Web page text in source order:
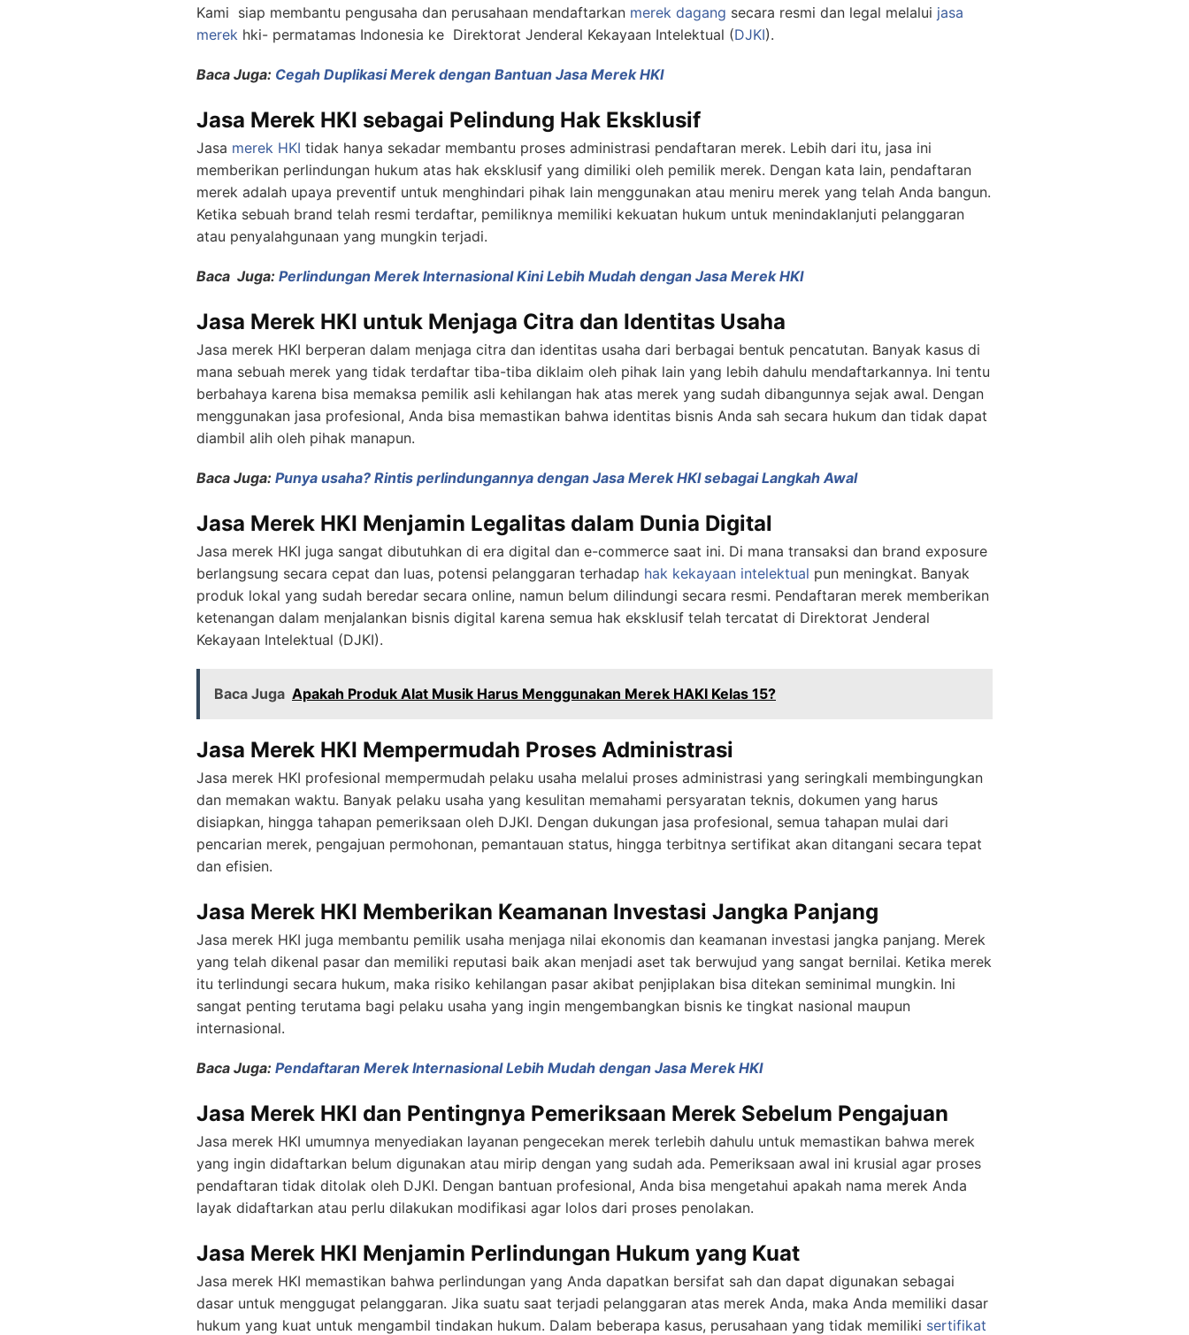
Kami siap membantu pengusaha dan perusahaan mendaftarkan merek dagang secara resmi dan legal melalui jasa
merek hki- permatamas Indonesia ke Direktorat Jenderal Kekayaan Intelektual (DJKI).
Baca Juga: Cegah Duplikasi Merek dengan Bantuan Jasa Merek HKI
Jasa Merek HKI sebagai Pelindung Hak Eksklusif
Jasa merek HKI tidak hanya sekadar membantu proses administrasi pendaftaran merek. Lebih dari itu, jasa ini
memberikan perlindungan hukum atas hak eksklusif yang dimiliki oleh pemilik merek. Dengan kata lain, pendaftaran
merek adalah upaya preventif untuk menghindari pihak lain menggunakan atau meniru merek yang telah Anda bangun.
Ketika sebuah brand telah resmi terdaftar, pemiliknya memiliki kekuatan hukum untuk menindaklanjuti pelanggaran
atau penyalahgunaan yang mungkin terjadi.
Baca Juga: Perlindungan Merek Internasional Kini Lebih Mudah dengan Jasa Merek HKI
Jasa Merek HKI untuk Menjaga Citra dan Identitas Usaha
Jasa merek HKI berperan dalam menjaga citra dan identitas usaha dari berbagai bentuk pencatutan. Banyak kasus di
mana sebuah merek yang tidak terdaftar tiba-tiba diklaim oleh pihak lain yang lebih dahulu mendaftarkannya. Ini tentu
berbahaya karena bisa memaksa pemilik asli kehilangan hak atas merek yang sudah dibangunnya sejak awal. Dengan
menggunakan jasa profesional, Anda bisa memastikan bahwa identitas bisnis Anda sah secara hukum dan tidak dapat
diambil alih oleh pihak manapun.
Baca Juga: Punya usaha? Rintis perlindungannya dengan Jasa Merek HKI sebagai Langkah Awal
Jasa Merek HKI Menjamin Legalitas dalam Dunia Digital
Jasa merek HKI juga sangat dibutuhkan di era digital dan e-commerce saat ini. Di mana transaksi dan brand exposure
berlangsung secara cepat dan luas, potensi pelanggaran terhadap hak kekayaan intelektual pun meningkat. Banyak
produk lokal yang sudah beredar secara online, namun belum dilindungi secara resmi. Pendaftaran merek memberikan
ketenangan dalam menjalankan bisnis digital karena semua hak eksklusif telah tercatat di Direktorat Jenderal
Kekayaan Intelektual (DJKI).
Baca Juga Apakah Produk Alat Musik Harus Menggunakan Merek HAKI Kelas 15?
Jasa Merek HKI Mempermudah Proses Administrasi
Jasa merek HKI profesional mempermudah pelaku usaha melalui proses administrasi yang seringkali membingungkan
dan memakan waktu. Banyak pelaku usaha yang kesulitan memahami persyaratan teknis, dokumen yang harus
disiapkan, hingga tahapan pemeriksaan oleh DJKI. Dengan dukungan jasa profesional, semua tahapan mulai dari
pencarian merek, pengajuan permohonan, pemantauan status, hingga terbitnya sertifikat akan ditangani secara tepat
dan efisien.
Jasa Merek HKI Memberikan Keamanan Investasi Jangka Panjang
Jasa merek HKI juga membantu pemilik usaha menjaga nilai ekonomis dan keamanan investasi jangka panjang. Merek
yang telah dikenal pasar dan memiliki reputasi baik akan menjadi aset tak berwujud yang sangat bernilai. Ketika merek
itu terlindungi secara hukum, maka risiko kehilangan pasar akibat penjiplakan bisa ditekan seminimal mungkin. Ini
sangat penting terutama bagi pelaku usaha yang ingin mengembangkan bisnis ke tingkat nasional maupun
internasional.
Baca Juga: Pendaftaran Merek Internasional Lebih Mudah dengan Jasa Merek HKI
Jasa Merek HKI dan Pentingnya Pemeriksaan Merek Sebelum Pengajuan
Jasa merek HKI umumnya menyediakan layanan pengecekan merek terlebih dahulu untuk memastikan bahwa merek
yang ingin didaftarkan belum digunakan atau mirip dengan yang sudah ada. Pemeriksaan awal ini krusial agar proses
pendaftaran tidak ditolak oleh DJKI. Dengan bantuan profesional, Anda bisa mengetahui apakah nama merek Anda
layak didaftarkan atau perlu dilakukan modifikasi agar lolos dari proses penolakan.
Jasa Merek HKI Menjamin Perlindungan Hukum yang Kuat
Jasa merek HKI memastikan bahwa perlindungan yang Anda dapatkan bersifat sah dan dapat digunakan sebagai
dasar untuk menggugat pelanggaran. Jika suatu saat terjadi pelanggaran atas merek Anda, maka Anda memiliki dasar
hukum yang kuat untuk mengambil tindakan hukum. Dalam beberapa kasus, perusahaan yang tidak memiliki sertifikat